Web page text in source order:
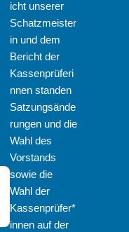
icht unserer
Schatzmeister
in und dem
Bericht der
Kassenprüferi
nnen standen
Satzungsände
rungen und die
Wahl des
Vorstands
sowie die
Wahl der
Kassenprüfer*
innen auf der